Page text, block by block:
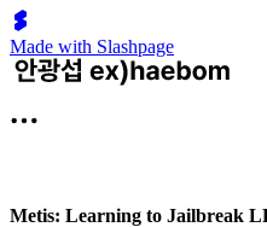
Made with Slashpage
Metis: Learning to Jailbreak